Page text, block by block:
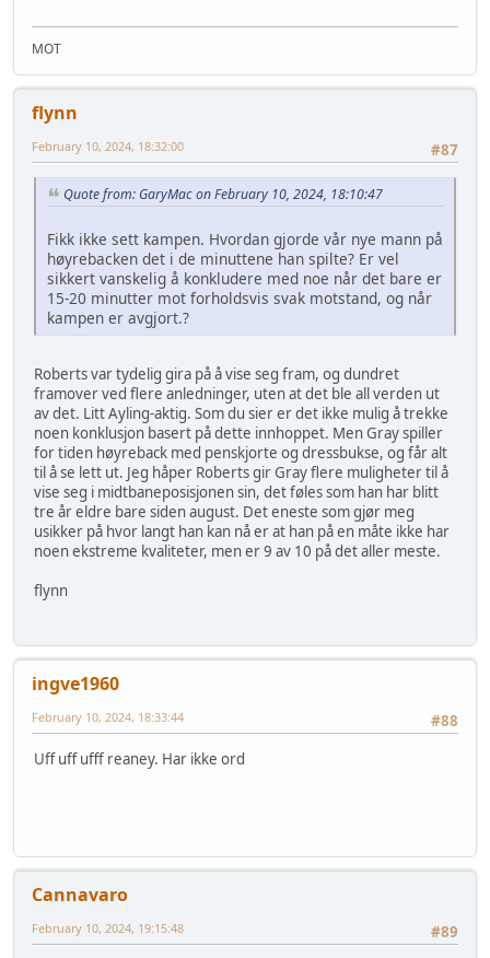
MOT
flynn
#87
February 10, 2024, 18:32:00
Quote from: GaryMac on February 10, 2024, 18:10:47
Fikk ikke sett kampen. Hvordan gjorde vår nye mann på
høyrebacken det i de minuttene han spilte? Er vel
sikkert vanskelig å konkludere med noe når det bare er
15-20 minutter mot forholdsvis svak motstand, og når
kampen er avgjort.?
Roberts var tydelig gira på å vise seg fram, og dundret
framover ved flere anledninger, uten at det ble all verden ut
av det. Litt Ayling-aktig. Som du sier er det ikke mulig å trekke
noen konklusjon basert på dette innhoppet. Men Gray spiller
for tiden høyreback med penskjorte og dressbukse, og får alt
til å se lett ut. Jeg håper Roberts gir Gray flere muligheter til å
vise seg i midtbaneposisjonen sin, det føles som han har blitt
tre år eldre bare siden august. Det eneste som gjør meg
usikker på hvor langt han kan nå er at han på en måte ikke har
noen ekstreme kvaliteter, men er 9 av 10 på det aller meste.
flynn
ingve1960
#88
February 10, 2024, 18:33:44
Uff uff ufff reaney. Har ikke ord
Cannavaro
#89
February 10, 2024, 19:15:48